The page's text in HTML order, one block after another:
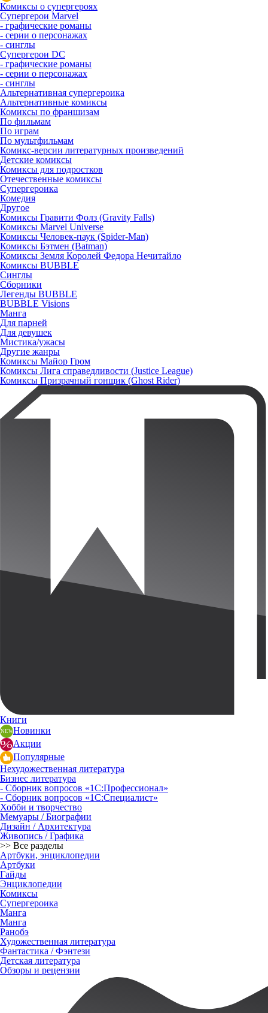
Комиксы о супергероях
Супергерои Marvel
- графические романы
- серии о персонажах
- синглы
Супергерои DC
- графические романы
- серии о персонажах
- синглы
Альтернативная супергероика
Альтернативные комиксы
Комиксы по франшизам
По фильмам
По играм
По мультфильмам
Комикс-версии литературных произведений
Детские комиксы
Комиксы для подростков
Отечественные комиксы
Супергероика
Комедия
Другое
Комиксы Гравити Фолз (Gravity Falls)
Комиксы Marvel Universe
Комиксы Человек-паук (Spider-Man)
Комиксы Бэтмен (Batman)
Комиксы Земля Королей Федора Нечитайло
Комиксы BUBBLE
Синглы
Сборники
Легенды BUBBLE
BUBBLE Visions
Манга
Для парней
Для девушек
Мистика/ужасы
Другие жанры
Комиксы Майор Гром
Комиксы Лига справедливости (Justice League)
Комиксы Призрачный гонщик (Ghost Rider)
Книги
Новинки
Акции
Популярные
Нехудожественная литература
Бизнес литература
- Сборник вопросов «1С:Профессионал»
- Сборник вопросов «1С:Специалист»
Хобби и творчество
Мемуары / Биографии
Дизайн / Архитектура
Живопись / Графика
>> Все разделы
Артбуки, энциклопедии
Артбуки
Гайды
Энциклопедии
Комиксы
Супергероика
Манга
Манга
Ранобэ
Художественная литература
Фантастика / Фэнтези
Детская литература
Обзоры и рецензии